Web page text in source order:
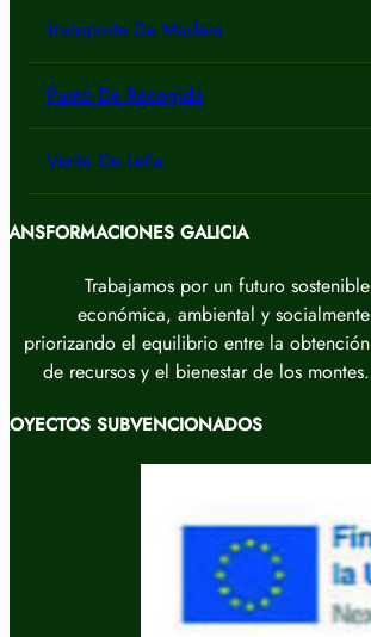
Transporte De Madera
Punto De Recogida
Venta De Leña
GALICIA
Trabajamos por un futuro sostenible
económica, ambiental y socialmente
priorizando el equilibrio entre la obtención
de recursos y el bienestar de los montes.
SUBVENCIONADOS